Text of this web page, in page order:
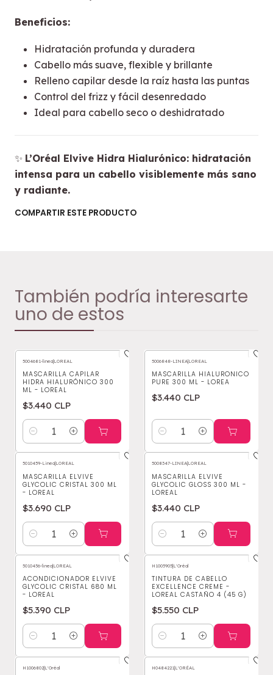
Beneficios:
Hidratación profunda y duradera
Cabello más suave, flexible y brillante
Relleno capilar desde la raíz hasta las puntas
Control del frizz y fácil desenredado
Ideal para cabello seco o deshidratado
✨ L’Oréal Elvive Hidra Hialurónico: hidratación
intensa para un cabello visiblemente más sano
y radiante.
COMPARTIR ESTE PRODUCTO
También podría interesarte
uno de estos
5004681-linea|LOREAL
MASCARILLA CAPILAR
HIDRA HIALURÓNICO 300
ML - LOREAL
$3.440 CLP
Cantidad
5006848-LINEA|LOREAL
MASCARILLA HIALURONICO
PURE 300 ML - LOREA
$3.440 CLP
Cantidad
5010459-Linea|LOREAL
MASCARILLA ELVIVE
GLYCOLIC CRISTAL 300 ML
- LOREAL
$3.690 CLP
Cantidad
5008347-LINEA|LOREAL
MASCARILLA ELVIVE
GLYCOLIC GLOSS 300 ML -
LOREAL
$3.440 CLP
Cantidad
5010456-linea|LOREAL
ACONDICIONADOR ELVIVE
GLYCOLIC CRISTAL 680 ML
- LOREAL
$5.390 CLP
Cantidad
H1005905|L'Oréal
TINTURA DE CABELLO
EXCELLENCE CREME -
LOREAL CASTAÑO 4 (45 G)
$5.550 CLP
Cantidad
H1006802|L'Oréal H0484221|L'ORÉAL